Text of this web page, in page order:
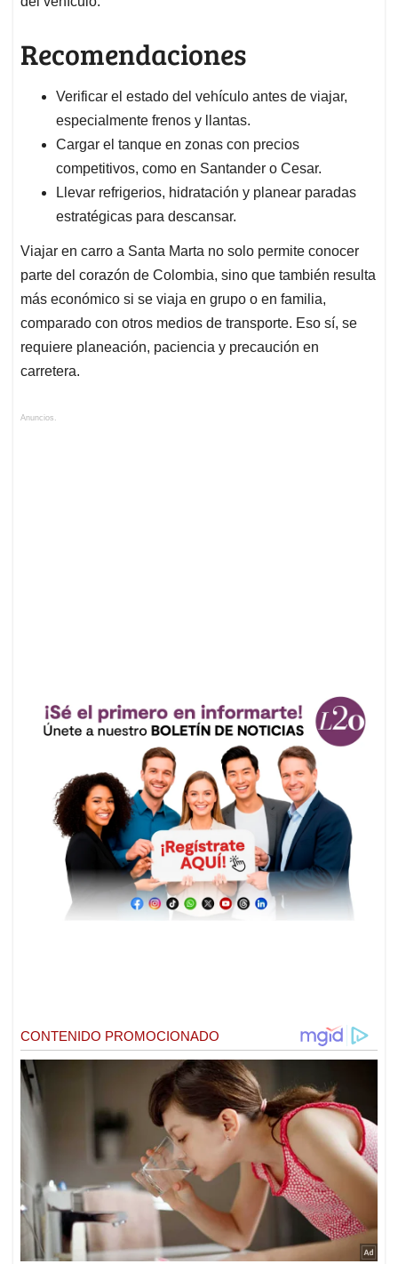
Recomendaciones
Verificar el estado del vehículo antes de viajar,
especialmente frenos y llantas.
Cargar el tanque en zonas con precios
competitivos, como en Santander o Cesar.
Llevar refrigerios, hidratación y planear paradas
estratégicas para descansar.
Viajar en carro a Santa Marta no solo permite conocer
parte del corazón de Colombia, sino que también resulta
más económico si se viaja en grupo o en familia,
comparado con otros medios de transporte. Eso sí, se
requiere planeación, paciencia y precaución en
carretera.
Anuncios.